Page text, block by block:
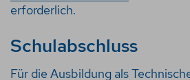
erforderlich.
Schulabschluss
Für die Ausbildung als